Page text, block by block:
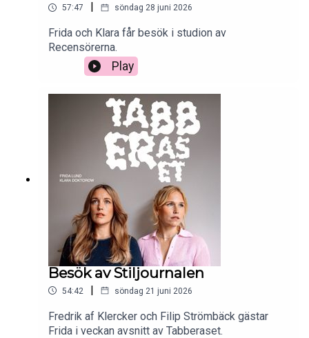
57:47 söndag 28 juni 2026
Frida och Klara får besök i studion av
Recensörerna.
Play
Besök av Stiljournalen
54:42 | söndag 21 juni 2026
Fredrik af Klercker och Filip Strömbäck gästar
Frida i veckan avsnitt av Tabberaset.